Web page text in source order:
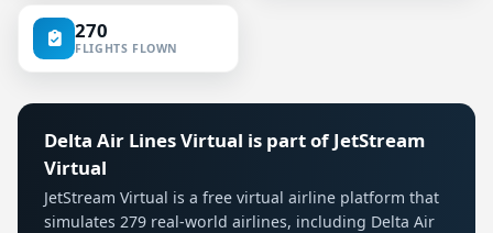
270
FLIGHTS FLOWN
Delta Air Lines Virtual is part of JetStream
Virtual
JetStream Virtual is a free virtual airline platform that
simulates 279 real-world airlines, including Delta Air